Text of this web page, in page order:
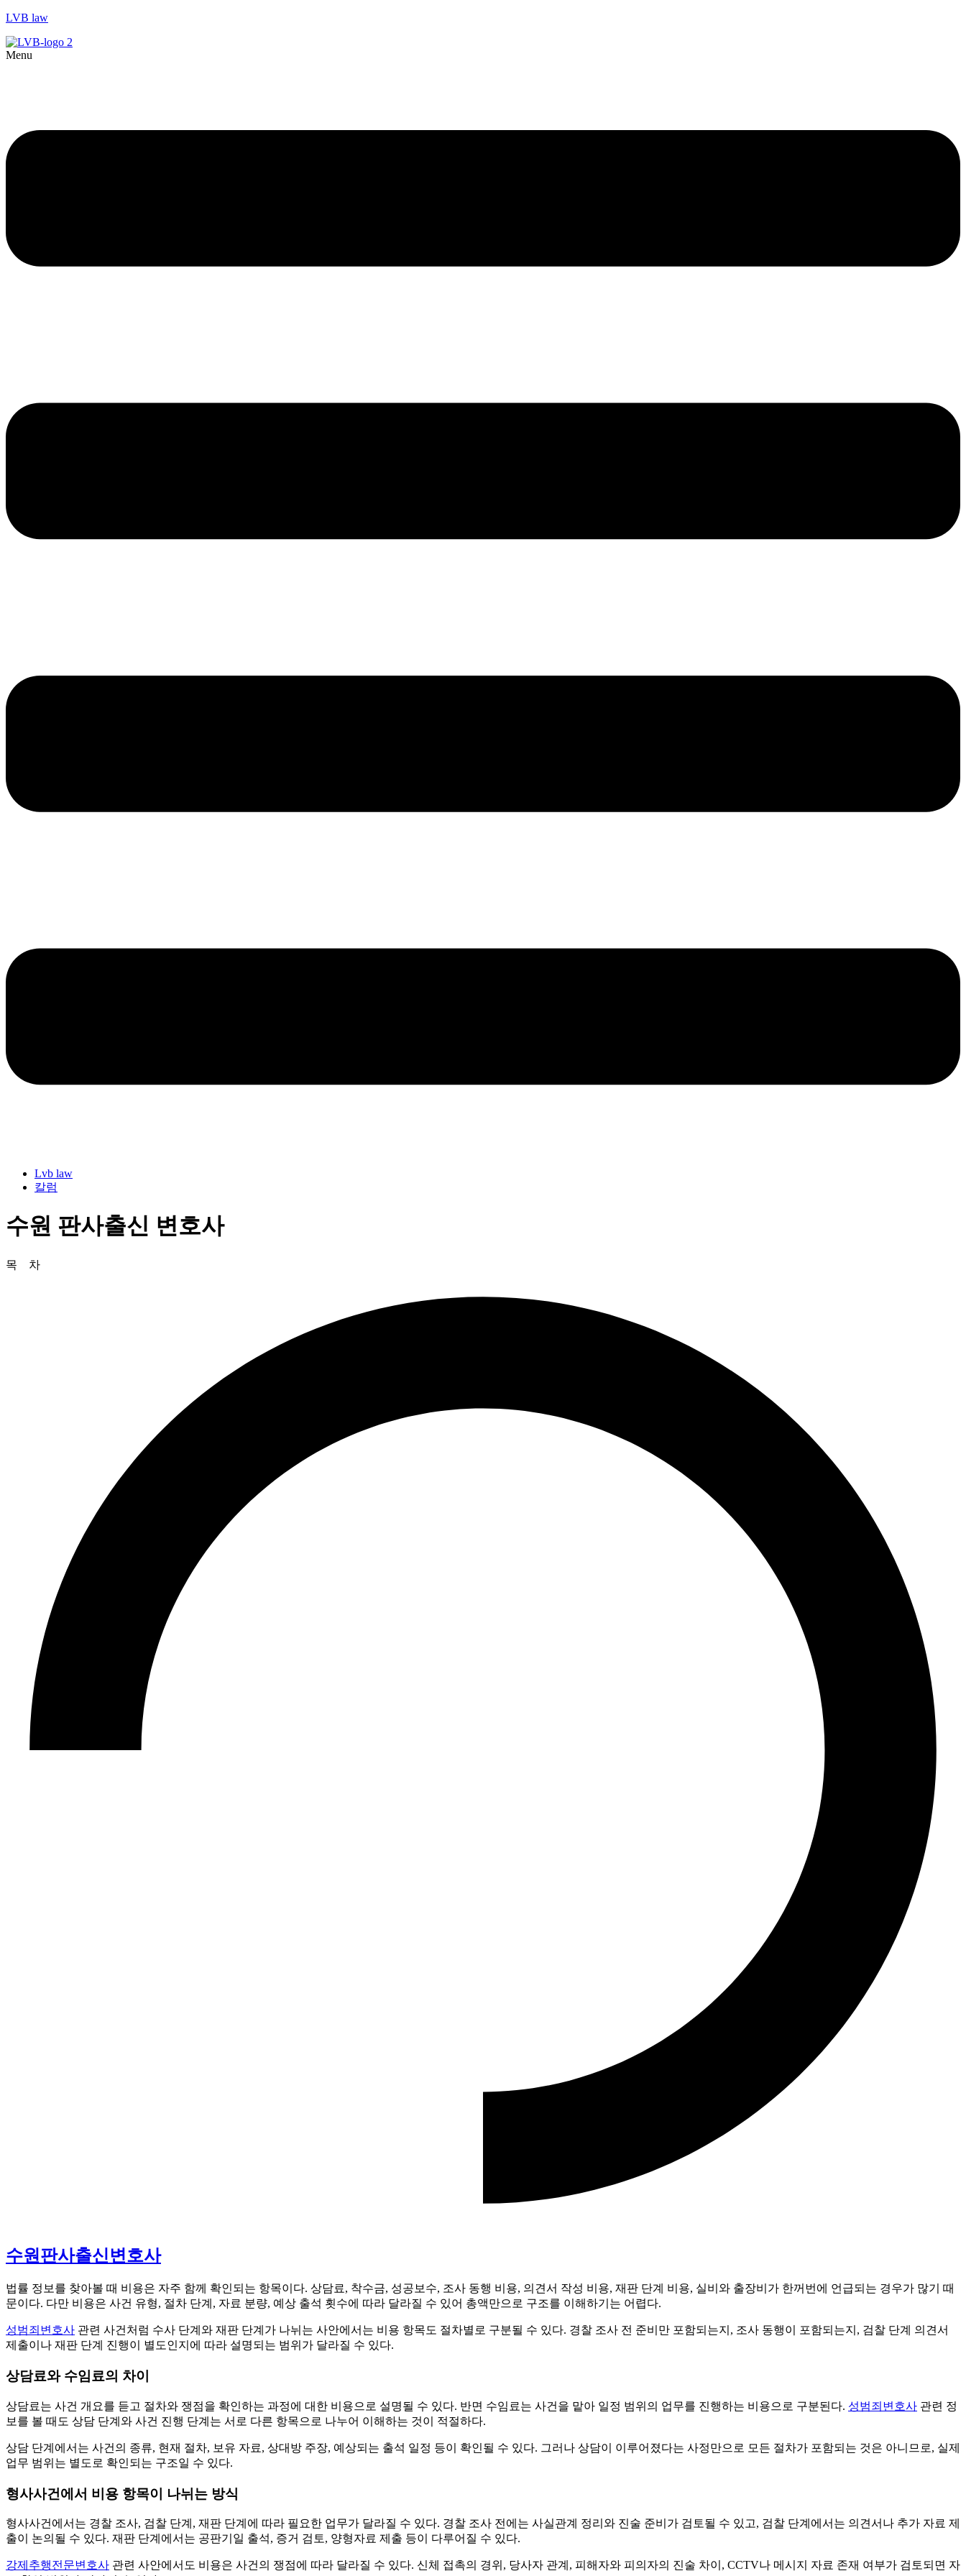
LVB law
Menu
Lvb law
칼럼
수원 판사출신 변호사
목 차
수원판사출신변호사
법률 정보를 찾아볼 때 비용은 자주 함께 확인되는 항목이다. 상담료, 착수금, 성공보수, 조사 동행 비용, 의견서 작성 비용, 재판 단계 비용, 실비와 출장비가 한꺼번에 언급되는 경우가 많기 때
문이다. 다만 비용은 사건 유형, 절차 단계, 자료 분량, 예상 출석 횟수에 따라 달라질 수 있어 총액만으로 구조를 이해하기는 어렵다.
성범죄변호사 관련 사건처럼 수사 단계와 재판 단계가 나뉘는 사안에서는 비용 항목도 절차별로 구분될 수 있다. 경찰 조사 전 준비만 포함되는지, 조사 동행이 포함되는지, 검찰 단계 의견서
제출이나 재판 단계 진행이 별도인지에 따라 설명되는 범위가 달라질 수 있다.
상담료와 수임료의 차이
상담료는 사건 개요를 듣고 절차와 쟁점을 확인하는 과정에 대한 비용으로 설명될 수 있다. 반면 수임료는 사건을 맡아 일정 범위의 업무를 진행하는 비용으로 구분된다. 성범죄변호사 관련 정
보를 볼 때도 상담 단계와 사건 진행 단계는 서로 다른 항목으로 나누어 이해하는 것이 적절하다.
상담 단계에서는 사건의 종류, 현재 절차, 보유 자료, 상대방 주장, 예상되는 출석 일정 등이 확인될 수 있다. 그러나 상담이 이루어졌다는 사정만으로 모든 절차가 포함되는 것은 아니므로, 실제
업무 범위는 별도로 확인되는 구조일 수 있다.
형사사건에서 비용 항목이 나뉘는 방식
형사사건에서는 경찰 조사, 검찰 단계, 재판 단계에 따라 필요한 업무가 달라질 수 있다. 경찰 조사 전에는 사실관계 정리와 진술 준비가 검토될 수 있고, 검찰 단계에서는 의견서나 추가 자료 제
출이 논의될 수 있다. 재판 단계에서는 공판기일 출석, 증거 검토, 양형자료 제출 등이 다루어질 수 있다.
강제추행전문변호사 관련 사안에서도 비용은 사건의 쟁점에 따라 달라질 수 있다. 신체 접촉의 경위, 당사자 관계, 피해자와 피의자의 진술 차이, CCTV나 메시지 자료 존재 여부가 검토되면 자